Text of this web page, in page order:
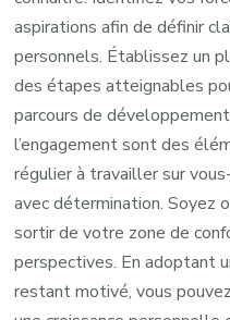
aspirations afin de définir
personnels. Établissez un
des étapes atteignables
parcours de
l’engagement sont des
régulier à travailler sur
avec détermination. Soyez
sortir de votre zone de
perspectives. En adoptant
restant motivé, vous